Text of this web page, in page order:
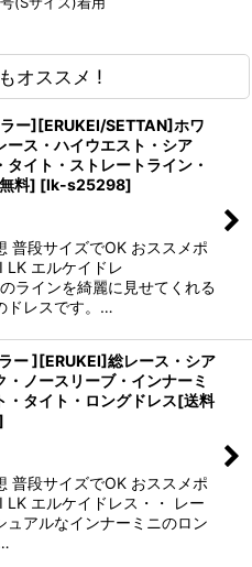
オススメ !
ー][ERUKEI/SETTAN]ホワ
ース・ハイウエスト・シア
タイト・ストレートライン・
料] [lk-s25298]
普段サイズでOK おススメポ
LK エルケイドレ
ラインを綺麗に見せてくれる
ドレスです。…
ー ][ERUKEI]総レース・シア
・ノースリーブ・インナーミ
・タイト・ロングドレス[送料
普段サイズでOK おススメポ
LK エルケイドレス・・ レー
ュアルなインナーミニのロン